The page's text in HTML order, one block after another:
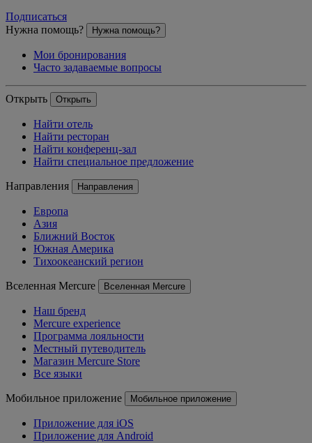
Подписаться
Нужна помощь?
Нужна помощь?
Мои бронирования
Часто задаваемые вопросы
Открыть Открыть
Найти отель
Найти ресторан
Найти конференц-зал
Найти специальное предложение
Направления Направления
Европа
Азия
Ближний Восток
Южная Америка
Тихоокеанский регион
Вселенная Mercure Вселенная Mercure
Наш бренд
Mercure experience
Программа лояльности
Местный путеводитель
Магазин Mercure Store
Все языки
Мобильное приложение Мобильное приложение
Приложение для iOS
Приложение для Android